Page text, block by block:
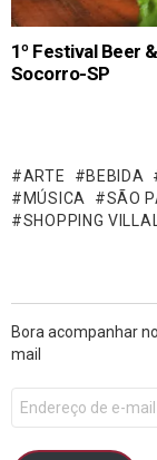
1º Festival Beer
Socorro-SP
ARTE BEBIDA
MÚSICA
SÃO
SHOPPING
Bora acompanhar
mail